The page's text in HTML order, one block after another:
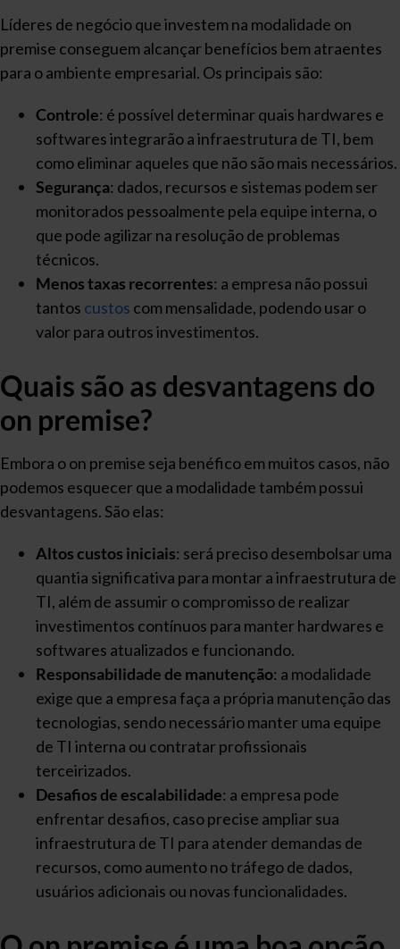
Líderes de negócio que investem na modalidade on
premise conseguem alcançar benefícios bem atraentes
para o ambiente empresarial. Os principais são:
Controle: é possível determinar quais hardwares e
softwares integrarão a infraestrutura de TI, bem
como eliminar aqueles que não são mais necessários.
Segurança: dados, recursos e sistemas podem ser
monitorados pessoalmente pela equipe interna, o
que pode agilizar na resolução de problemas
técnicos.
Menos taxas recorrentes: a empresa não possui
tantos custos com mensalidade, podendo usar o
valor para outros investimentos.
Quais são as desvantagens do
on premise?
Embora o on premise seja benéfico em muitos casos, não
podemos esquecer que a modalidade também possui
desvantagens. São elas:
Altos custos iniciais: será preciso desembolsar uma
quantia significativa para montar a infraestrutura de
TI, além de assumir o compromisso de realizar
investimentos contínuos para manter hardwares e
softwares atualizados e funcionando.
Responsabilidade de manutenção: a modalidade
exige que a empresa faça a própria manutenção das
tecnologias, sendo necessário manter uma equipe
de TI interna ou contratar profissionais
terceirizados.
Desafios de escalabilidade: a empresa pode
enfrentar desafios, caso precise ampliar sua
infraestrutura de TI para atender demandas de
recursos, como aumento no tráfego de dados,
usuários adicionais ou novas funcionalidades.